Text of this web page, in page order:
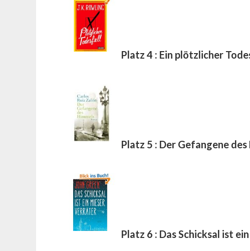
Platz 4 : Ein plötzlicher
Platz 5 : Der Gefangene
Platz 6 : Das Schicksal ist